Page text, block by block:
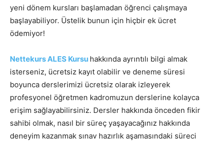
yeni dönem kursları başlamadan öğrenci çalışmaya
başlayabiliyor. Üstelik bunun için hiçbir ek ücret
ödemiyor!
Nettekurs ALES Kursu hakkında ayrıntılı bilgi almak
isterseniz, ücretsiz kayıt olabilir ve deneme süresi
boyunca derslerimizi ücretsiz olarak izleyerek
profesyonel öğretmen kadromuzun derslerine kolayca
erişim sağlayabilirsiniz. Dersler hakkında önceden fikir
sahibi olmak, nasıl bir süreç yaşayacağınız hakkında
deneyim kazanmak sınav hazırlık aşamasındaki süreci